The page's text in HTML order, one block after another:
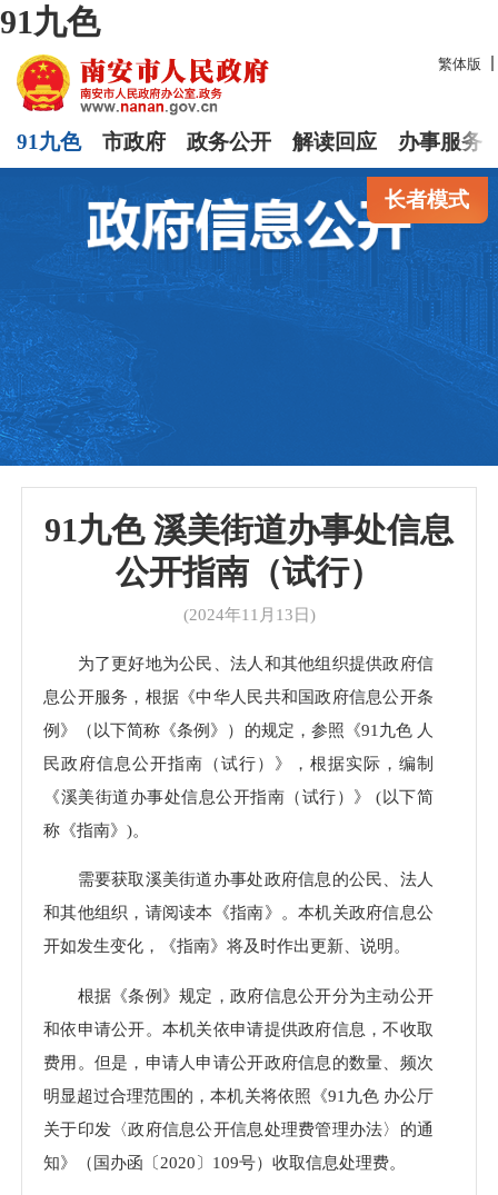
91九色
繁体版
91九色 市政府 政务公开 解读回应 办事服务
长者模式
91九色 溪美街道办事处信息
公开指南（试行）
(2024年11月13日)
为了更好地为公民、法人和其他组织提供政府信
息公开服务，根据《中华人民共和国政府信息公开条
例》（以下简称《条例》）的规定，参照《91九色 人
民政府信息公开指南（试行）》，根据实际，编制
《溪美街道办事处信息公开指南（试行）》 (以下简
称《指南》)。
需要获取溪美街道办事处政府信息的公民、法人
和其他组织，请阅读本《指南》。本机关政府信息公
开如发生变化，《指南》将及时作出更新、说明。
根据《条例》规定，政府信息公开分为主动公开
和依申请公开。本机关依申请提供政府信息，不收取
费用。但是，申请人申请公开政府信息的数量、频次
明显超过合理范围的，本机关将依照《91九色 办公厅
关于印发〈政府信息公开信息处理费管理办法〉的通
知》（国办函〔2020〕109号）收取信息处理费。